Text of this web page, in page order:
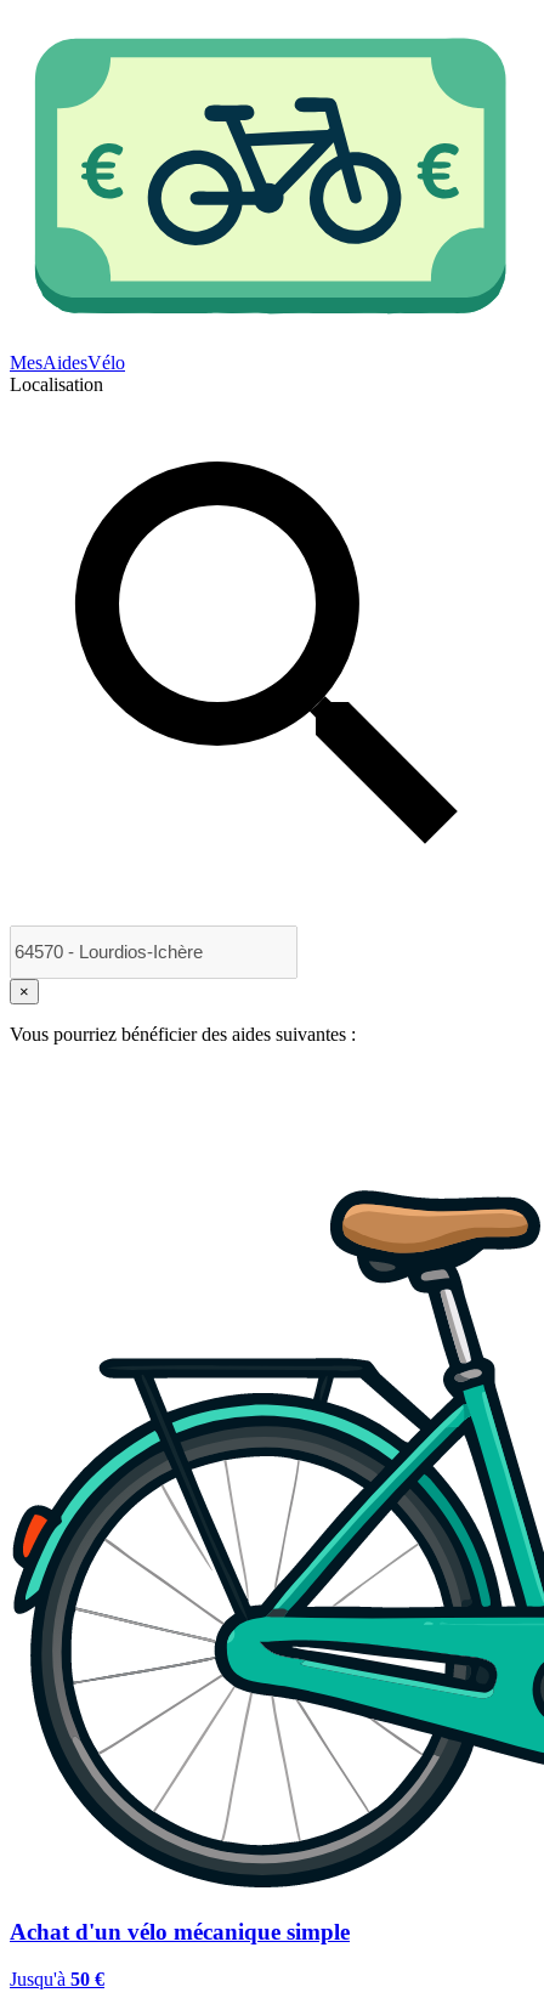
MesAidesVélo
Localisation
×
Vous pourriez bénéficier des aides suivantes :
Achat d'un vélo mécanique simple
Jusqu'à 50 €